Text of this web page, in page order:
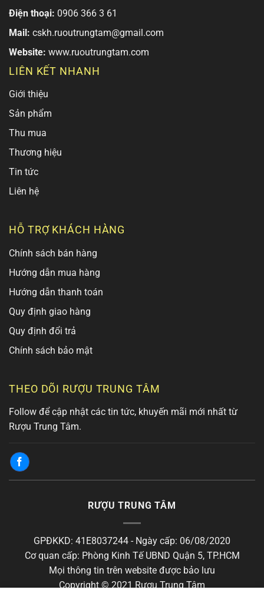
Điện thoại: 0906 366 3 61
Mail: cskh.ruoutrungtam@gmail.com
Website: www.ruoutrungtam.com
LIÊN KẾT NHANH
Giới thiệu
Sản phẩm
Thu mua
Thương hiệu
Tin tức
Liên hệ
HỖ TRỢ KHÁCH HÀNG
Chính sách bán hàng
Hướng dẫn mua hàng
Hướng dẫn thanh toán
Quy định giao hàng
Quy định đổi trả
Chính sách bảo mật
THEO DÕI RƯỢU TRUNG TÂM
Follow để cập nhật các tin tức, khuyến mãi mới nhất từ
Rượu Trung Tâm.
RƯỢU TRUNG TÂM
GPĐKKD: 41E8037244 - Ngày cấp: 06/08/2020
Cơ quan cấp: Phòng Kinh Tế UBND Quận 5, TP.HCM
Mọi thông tin trên website được bảo lưu
Copyright © 2021 Rượu Trung Tâm